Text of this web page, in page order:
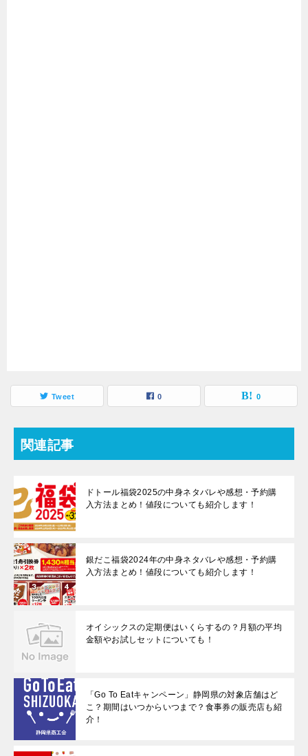
Tweet 0 0
関連記事
ドトール福袋2025の中身ネタバレや感想・予約購
入方法まとめ！値段についても紹介します！
銀だこ福袋2024年の中身ネタバレや感想・予約購
入方法まとめ！値段についても紹介します！
オイシックスの定期便はいくらするの？月額の平均
金額やお試しセットについても！
「Go To Eatキャンペーン」静岡県の対象店舗はど
こ？期間はいつからいつまで？食事券の販売店も紹
介！